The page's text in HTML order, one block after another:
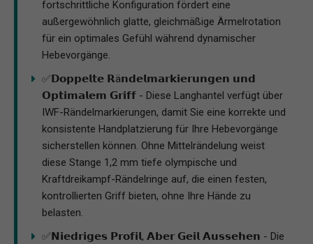
fortschrittliche Konfiguration fördert eine
außergewöhnlich glatte, gleichmäßige Ärmelrotation
für ein optimales Gefühl während dynamischer
Hebevorgänge.
✅𝗗𝗼𝗽𝗽𝗲𝗹𝘁𝗲 𝗥ä𝗻𝗱𝗲𝗹𝗺𝗮𝗿𝗸𝗶𝗲𝗿𝘂𝗻𝗴𝗲𝗻 𝘂𝗻𝗱
𝗢𝗽𝘁𝗶𝗺𝗮𝗹𝗲𝗺 𝗚𝗿𝗶𝗳𝗳 - Diese Langhantel verfügt über
IWF-Rändelmarkierungen, damit Sie eine korrekte und
konsistente Handplatzierung für Ihre Hebevorgänge
sicherstellen können. Ohne Mittelrändelung weist
diese Stange 1,2 mm tiefe olympische und
Kraftdreikampf-Rändelringe auf, die einen festen,
kontrollierten Griff bieten, ohne Ihre Hände zu
belasten.
✅𝗡𝗶𝗲𝗱𝗿𝗶𝗴𝗲𝘀 𝗣𝗿𝗼𝗳𝗶𝗹, 𝗔𝗯𝗲𝗿 𝗚𝗲𝗶𝗹 𝗔𝘂𝘀𝘀𝗲𝗵𝗲𝗻 - Die